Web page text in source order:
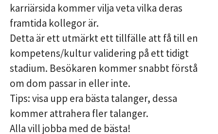
karriärsida kommer vilja veta vilka deras
framtida kollegor är.
Detta är ett utmärkt ett tillfälle att få till en
kompetens/kultur validering på ett tidigt
stadium. Besökaren kommer snabbt förstå
om dom passar in eller inte.
Tips: visa upp era bästa talanger, dessa
kommer attrahera fler talanger.
Alla vill jobba med de bästa!